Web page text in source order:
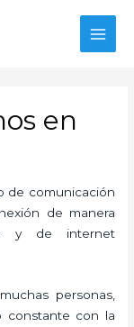
en
de comunicación
de manera
y de internet
personas,
constante con la